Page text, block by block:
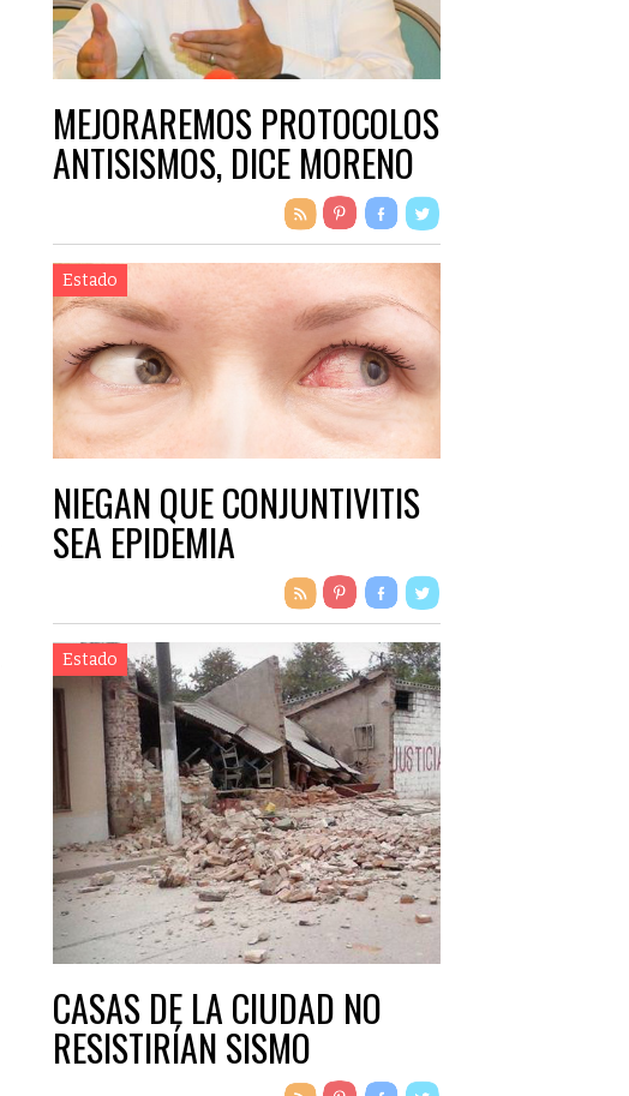
MEJORAREMOS PROTOCOLOS
ANTISISMOS, DICE MORENO
Estado
NIEGAN QUE CONJUNTIVITIS
SEA EPIDEMIA
Estado
CASAS DE LA CIUDAD NO
RESISTIRÍAN SISMO